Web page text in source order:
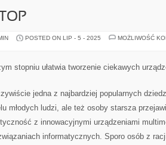
POSTED ON LIP - 5 - 2025
MOŻLIWOŚĆ
stopniu ułatwia tworzenie ciekawych
jedna z najbardziej popularnych
młodych ludzi, ale też osoby starsza
z innowacyjnymi urządzeniami
informatycznych. Sporo osób z